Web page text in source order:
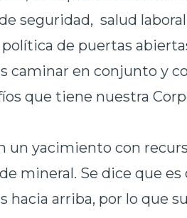
seguridad, salud
de puertas
caminar en conjunto y
que tiene nuestra
un yacimiento con
mineral. Se dice que
hacia arriba, por lo que